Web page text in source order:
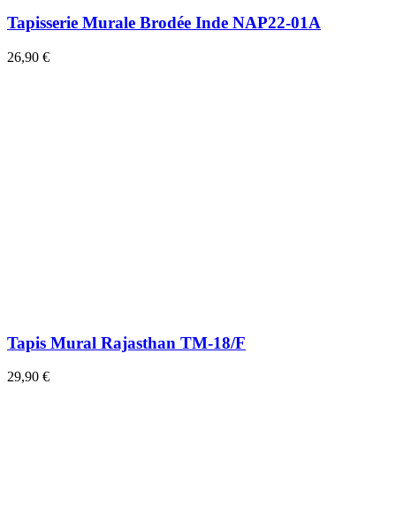
Tapisserie Murale Brodée Inde NAP22-01A
26,90 €
Tapis Mural Rajasthan TM-18/F
29,90 €